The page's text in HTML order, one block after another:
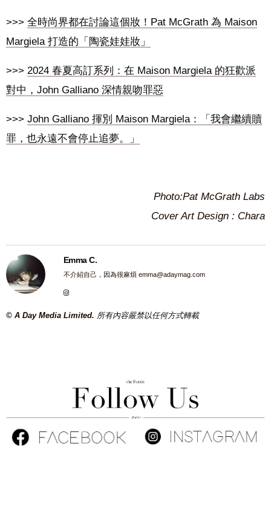
>>> 全時尚界都在討論這個妝！Pat McGrath 為 Maison
Margiela 打造的「陶瓷娃娃妝」
>>> 2024 春夏高訂系列：在 Maison Margiela 的狂歡派
對中，John Galliano 深情親吻罪惡
>>> John Galliano 揮別 Maison Margiela：「我會繼續贖
罪，也永遠不會停止追夢。」
Photo:Pat McGrath Labs
Cover Art Design : Chara
Emma C.
不介紹自己，因為很麻煩 emma@adaymag.com
© A Day Media Limited. 所有內容嚴禁以任何方式轉載